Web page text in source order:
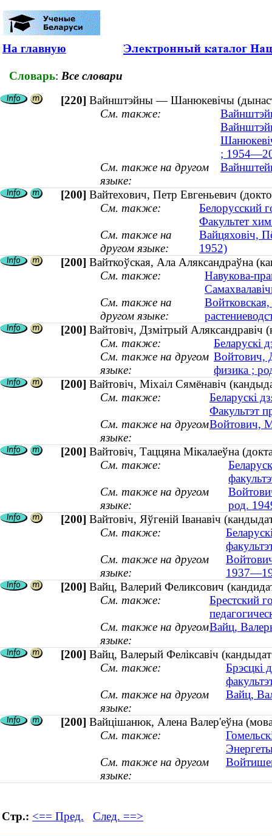
На главную
Словарь: Все словари
[220] Вайнштэйны — Шанюкевічы
См. также:
;
См. также на другом
языке:
[200] Вайтехович, Петр Евгеньевич
См. также:
Белорусский
Факультет
См. также на
другом языке:
Вайцяховіч,
1952)
[200] Вайткоўская, Ала Аляксандраўна
См. также:
Навукова-
См. также на
другом языке:
[200] Вайтовiч, Дзмiтрый Аляксандравiч
См. также:
Беларускі
См. также на другом
языке:
Войтович,
физика ;
[200] Вайтовіч, Міхаіл Сямёнавіч
См. также:
Беларускі
Факультэт
См. также на другом
языке:
Войтович,
[200] Вайтовіч, Таццяна Мікалаеўна
См. также:
См. также на другом
языке:
род.
[200] Вайтовіч, Яўгеній Іванавіч
См. также:
См. также на другом
языке:
[200] Вайц, Валерий Феликсович
См. также:
Брестский
См. также на другом
языке:
Вайц,
[200] Вайц, Валерый Феліксавіч
См. также:
Брэсцкі
См. также на другом
языке:
Вайц,
[200] Вайцішанюк, Алена Валер'еўна
См. также:
См. также на другом
языке:
Стр.: <== Пред. След. ==>